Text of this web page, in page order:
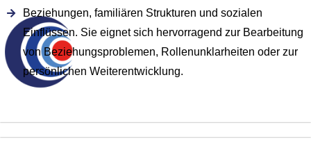
Beziehungen, familiären Strukturen und sozialen
Einflüssen. Sie eignet sich hervorragend zur Bearbeitung
von Beziehungsproblemen, Rollenunklarheiten oder zur
persönlichen Weiterentwicklung.